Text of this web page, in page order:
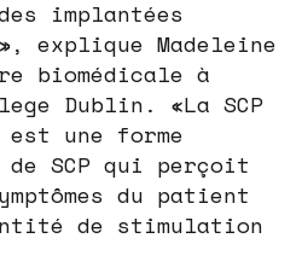
implantées
explique Madeleine
biomédicale à
Dublin. «La SCP
est une forme
de SCP qui perçoit
du patient
de stimulation